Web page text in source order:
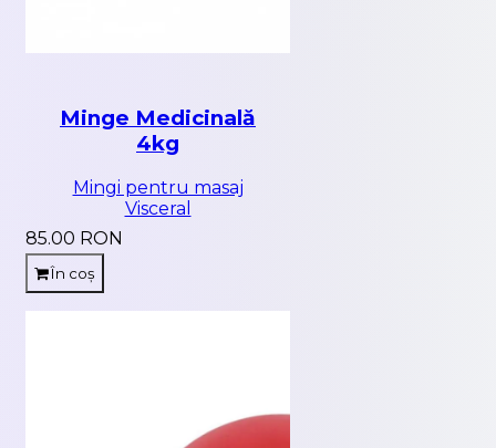
Minge Medicinală
4kg
Mingi pentru masaj
Visceral
85.00 RON
În coș